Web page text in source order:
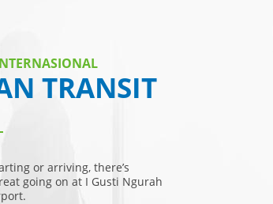
TRANSIT
or arriving, there’s
going on at I Gusti Ngurah